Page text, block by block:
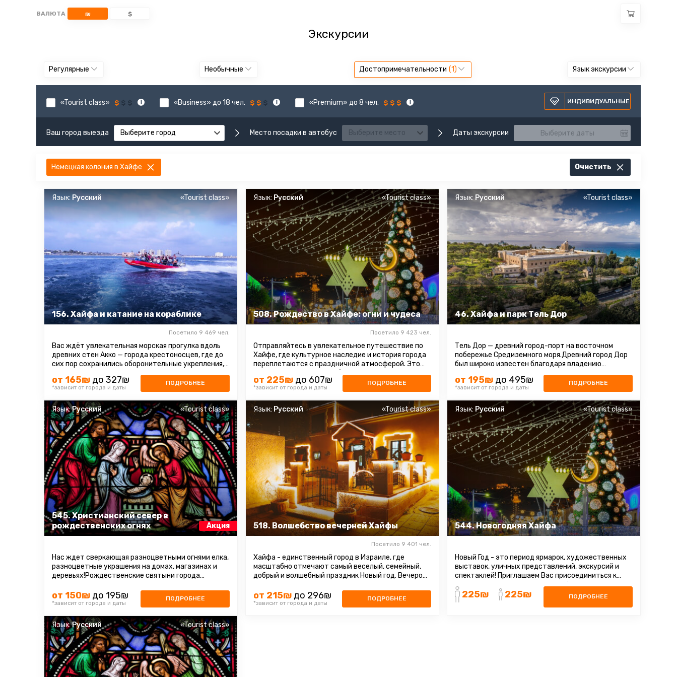
ВАЛЮТА ₪ $
Экскурсии
Регулярные Необычные Достопримечательности Язык экскурсии
ИНДИВИДУАЛЬНЫЕ
«Tourist class» «Business» до 18 чел. «Premium» до 8 чел.
Ваш город выезда Выберите город Место посадки в автобус Выберите место Даты экскурсии
Немецкая колония в Хайфе Очистить
156. Хайфа и катание на кораблике
Язык:Русский «Tourist class»
Посетило 9 469 чел.
Вас ждёт увлекательная морская прогулка вдоль
древних стен Акко — города крестоносцев, где до
сих пор сохранились оборонительные укрепления,
от 165₪ до 327₪
*зависит от города и даты
ПОДРОБНЕЕ
508. Рождество в Хайфе: огни и чудеса
Язык: Русский «Tourist class»
Посетило 9 423 чел.
Отправляйтесь в увлекательное путешествие по
Хайфе, где культурное наследие и история города
переплетаются с праздничной атмосферой. Это
время, когда Хайфа преображается ...
от 225₪ до 607₪
*зависит от города и даты
ПОДРОБНЕЕ
46. Хайфа и парк Тель Дор
Язык:Русский «Tourist class»
Тель Дор — древний город-порт на восточном
побережье Средиземного моря.Древний город Дор
был широко известен благодаря владению
секретом получения из морских моллюсков ...
от 195₪ до 495₪
*зависит от города и даты
ПОДРОБНЕЕ
545. Христианский север в
рождественских огнях
Акция
Язык:Русский «Tourist class»
Нас ждет сверкающая разноцветными огнями елка,
разноцветные украшения на домах, магазинах и
деревьях!Рождественские святыни города
от 150₪ до 195₪
*зависит от города и даты
ПОДРОБНЕЕ
518. Волшебство вечерней Хайфы
Язык: Русский «Tourist class»
Посетило 9 401 чел.
Хайфа - единственный город в Израиле, где
масштабно отмечают самый веселый, семейный,
добрый и волшебный праздник Новый год. Вечером
от 215₪ до 296₪
*зависит от города и даты
ПОДРОБНЕЕ
544. Новогодняя Хайфа
Язык: Русский «Tourist class»
Новый Год - это период ярмарок, художественных
выставок, уличных представлений, экскурсий и
спектаклей! Приглашаем Вас присоединиться к
экскурсии и насладиться волшебством ...
225₪ 225₪ ПОДРОБНЕЕ
Язык:Русский «Tourist class»